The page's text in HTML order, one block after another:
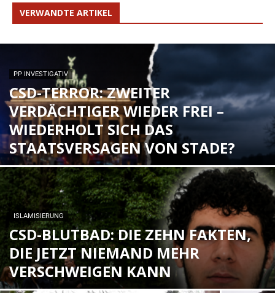
VERWANDTE ARTIKEL
PP INVESTIGATIV
CSD-TERROR: ZWEITER
VERDÄCHTIGER WIEDER FREI –
WIEDERHOLT SICH DAS
STAATSVERSAGEN VON STADE?
ISLAMISIERUNG
CSD-BLUTBAD: DIE ZEHN FAKTEN,
DIE JETZT NIEMAND MEHR
VERSCHWEIGEN KANN